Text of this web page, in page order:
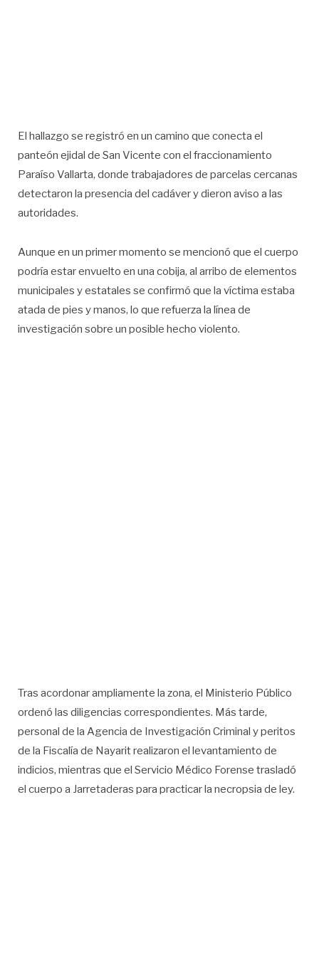
El hallazgo se registró en un camino que conecta el
panteón ejidal de San Vicente con el fraccionamiento
Paraíso Vallarta, donde trabajadores de parcelas cercanas
detectaron la presencia del cadáver y dieron aviso a las
autoridades.
Aunque en un primer momento se mencionó que el cuerpo
podría estar envuelto en una cobija, al arribo de elementos
municipales y estatales se confirmó que la víctima estaba
atada de pies y manos, lo que refuerza la línea de
investigación sobre un posible hecho violento.
Tras acordonar ampliamente la zona, el Ministerio Público
ordenó las diligencias correspondientes. Más tarde,
personal de la Agencia de Investigación Criminal y peritos
de la Fiscalía de Nayarit realizaron el levantamiento de
indicios, mientras que el Servicio Médico Forense trasladó
el cuerpo a Jarretaderas para practicar la necropsia de ley.